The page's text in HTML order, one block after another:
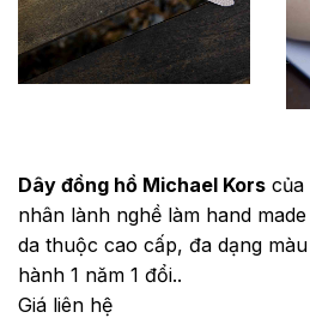
Dây đồng hồ Michael Kors của
nhân lành nghề làm hand
da thuộc cao cấp, đa dạng
hành 1 năm 1 đổi..
Giá liên hệ